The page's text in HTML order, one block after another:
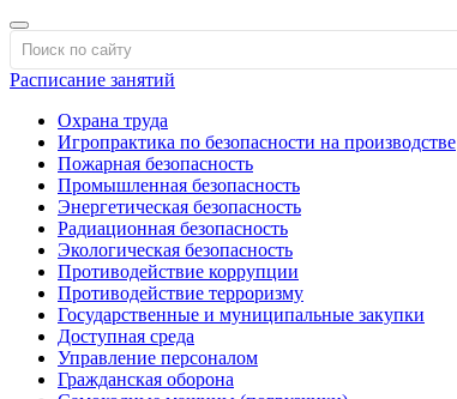
Расписание занятий
Охрана труда
Игропрактика по безопасности на производстве
Пожарная безопасность
Промышленная безопасность
Энергетическая безопасность
Радиационная безопасность
Экологическая безопасность
Противодействие коррупции
Противодействие терроризму
Государственные и муниципальные закупки
Доступная среда
Управление персоналом
Гражданская оборона